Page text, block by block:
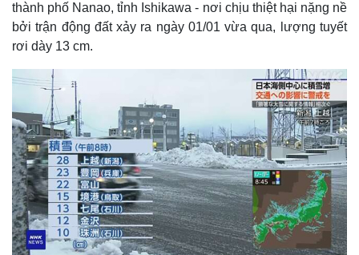
thành phố Nanao, tỉnh Ishikawa - nơi chịu thiệt hại nặng nề
bởi trận động đất xảy ra ngày 01/01 vừa qua, lượng tuyết
rơi dày 13 cm.